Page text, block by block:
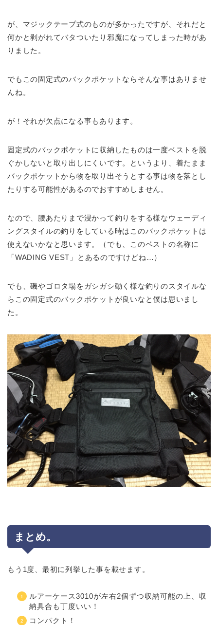
が、マジックテープ式のものが多かったですが、それだと
何かと剥がれてバタついたり邪魔になってしまった時があ
りました。
でもこの固定式のバックポケットならそんな事はありませ
んね。
が！それが欠点になる事もあります。
固定式のバックポケットに収納したものは一度ベストを脱
ぐかしないと取り出しにくいです。というより、着たまま
バックポケットから物を取り出そうとする事は物を落とし
たりする可能性があるのでおすすめしません。
なので、腰あたりまで浸かって釣りをする様なウェーディ
ングスタイルの釣りをしている時はこのバックポケットは
使えないかなと思います。（でも、このベストの名称に
「WADING VEST」とあるのですけどね…）
でも、磯やゴロタ場をガシガシ動く様な釣りのスタイルな
らこの固定式のバックポケットが良いなと僕は思いまし
た。
まとめ。
もう1度、最初に列挙した事を載せます。
ルアーケース3010が左右2個ずつ収納可能の上、収
納具合も丁度いい！
コンパクト！